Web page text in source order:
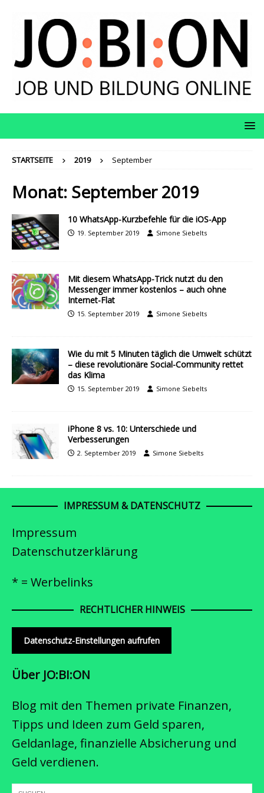
STARTSEITE 2019 September
Monat: September 2019
10 WhatsApp-Kurzbefehle für die iOS-App
19. September 2019 Simone Siebelts
Mit diesem WhatsApp-Trick nutzt du den
Messenger immer kostenlos – auch ohne
Internet-Flat
15. September 2019 Simone Siebelts
Wie du mit 5 Minuten täglich die Umwelt schützt
– diese revolutionäre Social-Community rettet
das Klima
15. September 2019 Simone Siebelts
iPhone 8 vs. 10: Unterschiede und
Verbesserungen
2. September 2019 Simone Siebelts
IMPRESSUM & DATENSCHUTZ
Impressum
Datenschutzerklärung
* = Werbelinks
RECHTLICHER HINWEIS
Datenschutz-Einstellungen aufrufen
Über JO:BI:ON
Blog mit den Themen private Finanzen,
Tipps und Ideen zum Geld sparen,
Geldanlage, finanzielle Absicherung und
Geld verdienen.